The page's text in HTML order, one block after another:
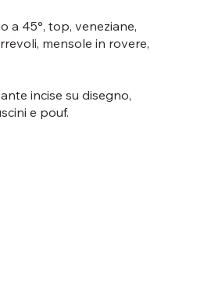
a 45°, top, veneziane,
mensole in rovere,
incise su disegno,
e pouf.